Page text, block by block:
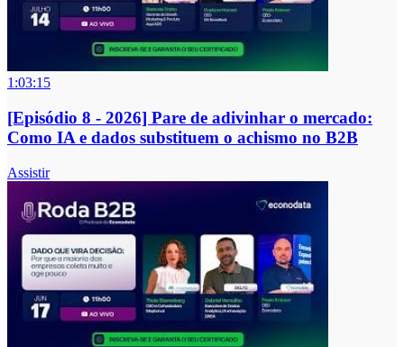
1:03:15
[Episódio 8 - 2026] Pare de adivinhar o mercado:
Como IA e dados substituem o achismo no B2B
Assistir